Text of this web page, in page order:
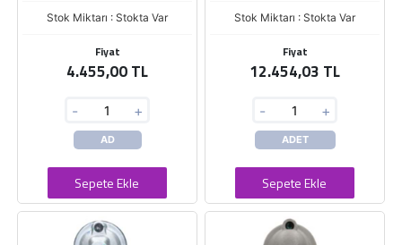
Stok Miktarı : Stokta Var
Fiyat
4.455,00 TL
- +
AD
Sepete Ekle
Stok Miktarı : Stokta Var
Fiyat
12.454,03 TL
- +
ADET
Sepete Ekle